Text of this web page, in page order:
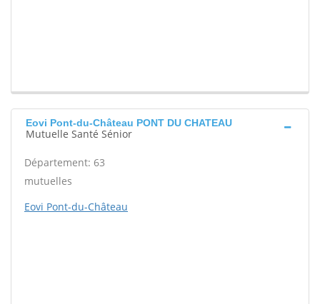
Eovi Pont-du-Château PONT DU CHATEAU
Mutuelle Santé Sénior
Département: 63
mutuelles
Eovi Pont-du-Château